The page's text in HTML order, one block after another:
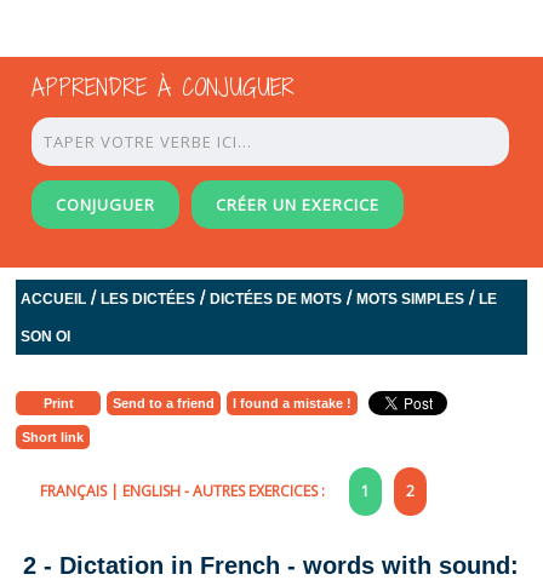
APPRENDRE À CONJUGUER
CONJUGUER CRÉER UN EXERCICE
ACCUEIL /LES DICTÉES /DICTÉES DE MOTS /MOTS SIMPLES /LE
SON OI
Print Send to a friend I found a mistake !
Short link
FRANÇAIS| ENGLISH- AUTRES EXERCICES : 1 2
2 - Dictation in French - words with sound: